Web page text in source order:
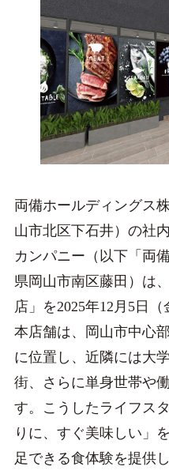
両備ホールディングス
山市北区下石井）の社
カンパニー（以下「両
県岡山市南区藤田）は
店」を2025年12月5日
本店舗は、岡山市中心
に位置し、近隣には大
街、さらに単身世帯や
す。こうしたライフス
りに、すぐ美味しい」
足できる食体験を提供し